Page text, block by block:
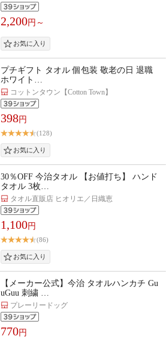
2,200円～
プチギフト タオル 個包装 敬老の日 退職
ホワイト…
コットンタウン【Cotton Town】
398円
(128)
30％OFF 今治タオル 【お値打ち】 ハンド
タオル 3枚…
タオル直販店 ヒオリエ／日織恵
1,100円
(86)
【メーカー公式】今治 タオルハンカチ Gu
uGuu 刺繍 …
プレーリードッグ
770円